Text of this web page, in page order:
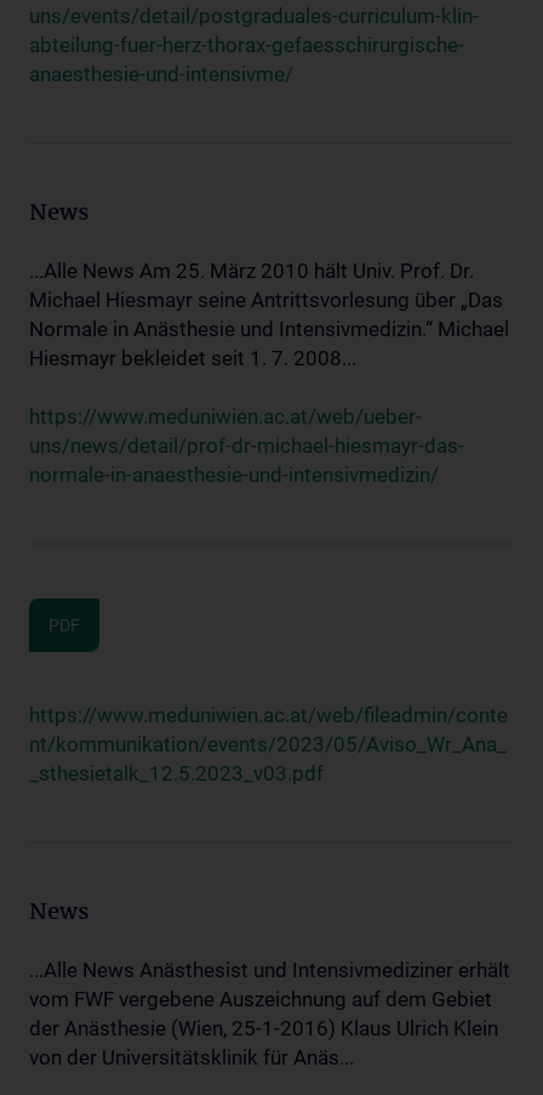
uns/events/detail/postgraduales-curriculum-klin-
abteilung-fuer-herz-thorax-gefaesschirurgische-
anaesthesie-und-intensivme/
News
...Alle News Am 25. März 2010 hält Univ. Prof. Dr.
Michael Hiesmayr seine Antrittsvorlesung über „Das
Normale in Anästhesie und Intensivmedizin.“ Michael
Hiesmayr bekleidet seit 1. 7. 2008...
https://www.meduniwien.ac.at/web/ueber-
uns/news/detail/prof-dr-michael-hiesmayr-das-
normale-in-anaesthesie-und-intensivmedizin/
PDF
https://www.meduniwien.ac.at/web/fileadmin/conte
nt/kommunikation/events/2023/05/Aviso_Wr_Ana_
_sthesietalk_12.5.2023_v03.pdf
News
...Alle News Anästhesist und Intensivmediziner erhält
vom FWF vergebene Auszeichnung auf dem Gebiet
der Anästhesie (Wien, 25-1-2016) Klaus Ulrich Klein
von der Universitätsklinik für Anäs...